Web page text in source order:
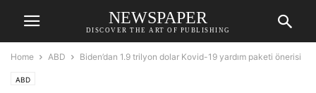
NEWSPAPER
DISCOVER THE ART OF PUBLISHING
Home ABD Biden’dan 1.9 trilyon dolar Kovid-19 yardım paketi önerisi
ABD